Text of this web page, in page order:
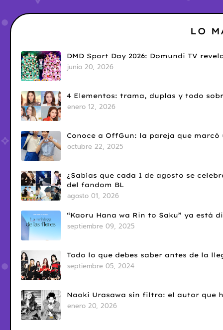
LO
DMD Sport Day 2026: Domundi TV
junio 20, 2026
4 Elementos: trama, duplas y todo
enero 12, 2026
Conoce a OffGun: la pareja que
octubre 22, 2025
¿Sabías que cada 1 de agosto se
del fandom BL
agosto 01, 2026
“Kaoru Hana wa Rin to Saku” ya está
septiembre 09, 2025
Todo lo que debes saber antes de la
septiembre 05, 2024
Naoki Urasawa sin filtro: el autor que
enero 20, 2026